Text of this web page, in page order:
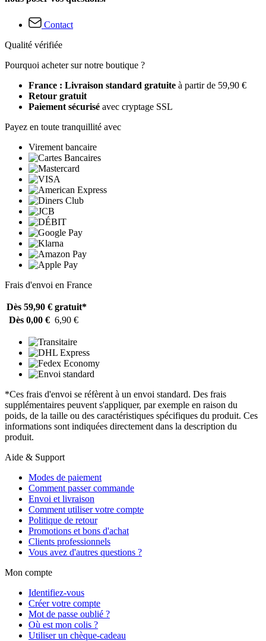
Contact
Qualité vérifiée
Pourquoi acheter sur notre boutique ?
France : Livraison standard gratuite à partir de 59,90 €
Retour gratuit
Paiement sécurisé avec cryptage SSL
Payez en toute tranquillité avec
Virement bancaire
Frais d'envoi en France
Dès 59,90 € gratuit*
Dès 0,00 € 6,90 €
*Ces frais d'envoi se réfèrent à un envoi standard. Des frais
supplémentaires peuvent s'appliquer, par exemple en raison du
poids, de la taille ou des caractéristiques spécifiques du produit. Ces
informations sont indiquées directement dans la description du
produit.
Aide & Support
Modes de paiement
Comment passer commande
Envoi et livraison
Comment utiliser votre compte
Politique de retour
Promotions et bons d'achat
Clients professionnels
Vous avez d'autres questions ?
Mon compte
Identifiez-vous
Créer votre compte
Mot de passe oublié ?
Où est mon colis ?
Utiliser un chèque-cadeau